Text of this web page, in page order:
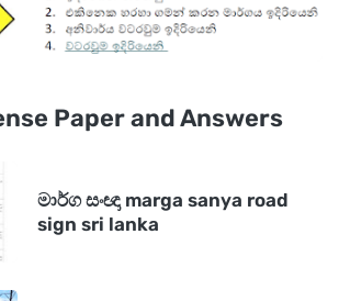
Paper and Answers
මාර්ග සංඥා marga sanya road
sign sri lanka